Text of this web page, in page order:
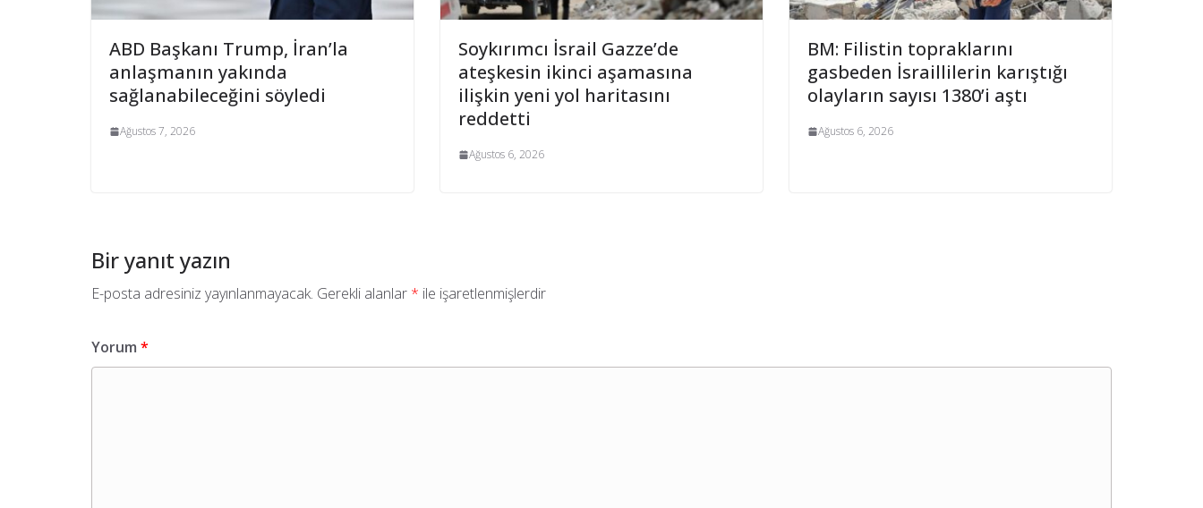
ABD Başkanı Trump, İran’la
anlaşmanın yakında
sağlanabileceğini söyledi
Ağustos 7, 2026
Soykırımcı İsrail Gazze’de
ateşkesin ikinci aşamasına
ilişkin yeni yol haritasını
reddetti
Ağustos 6, 2026
BM: Filistin topraklarını
gasbeden İsraillilerin karıştığı
olayların sayısı 1380’i aştı
Ağustos 6, 2026
Bir yanıt yazın
E-posta adresiniz yayınlanmayacak. Gerekli alanlar * ile işaretlenmişlerdir
Yorum *